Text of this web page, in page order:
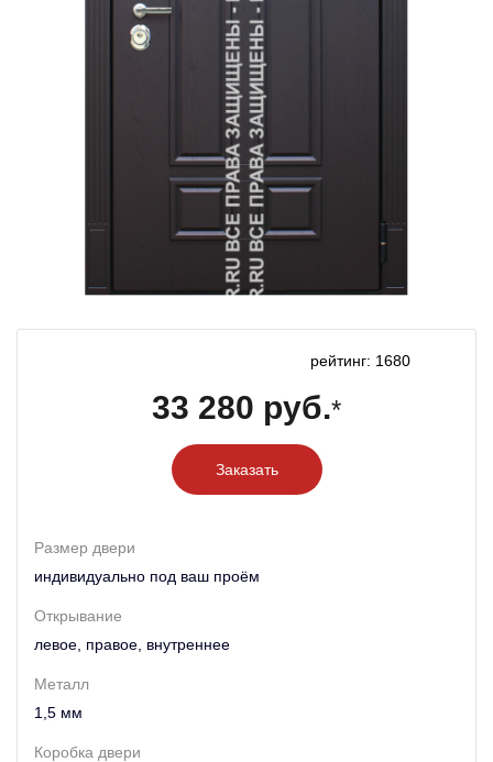
рейтинг: 1680
33 280 руб.*
Заказать
Размер двери
индивидуально под ваш проём
Открывание
левое, правое, внутреннее
Металл
1,5 мм
Коробка двери